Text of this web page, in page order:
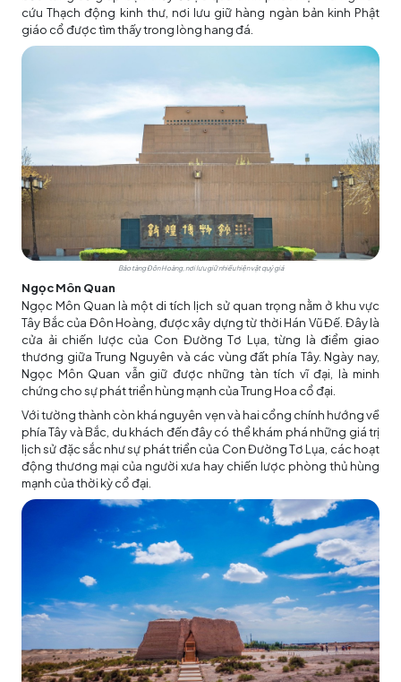
cứu Thạch động kinh thư, nơi lưu giữ hàng ngàn bản kinh Phật
giáo cổ được tìm thấy trong lòng hang đá.
Bảo tàng Đôn Hoàng, nơi lưu giữ nhiều hiện vật quý giá
Ngọc Môn Quan
Ngọc Môn Quan là một di tích lịch sử quan trọng nằm ở khu vực
Tây Bắc của Đôn Hoàng, được xây dựng từ thời Hán Vũ Đế. Đây là
cửa ải chiến lược của Con Đường Tơ Lụa, từng là điểm giao
thương giữa Trung Nguyên và các vùng đất phía Tây. Ngày nay,
Ngọc Môn Quan vẫn giữ được những tàn tích vĩ đại, là minh
chứng cho sự phát triển hùng mạnh của Trung Hoa cổ đại.
Với tường thành còn khá nguyên vẹn và hai cổng chính hướng về
phía Tây và Bắc, du khách đến đây có thể khám phá những giá trị
lịch sử đặc sắc như sự phát triển của Con Đường Tơ Lụa, các hoạt
động thương mại của người xưa hay chiến lược phòng thủ hùng
mạnh của thời kỳ cổ đại.